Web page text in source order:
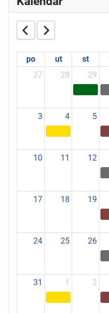
po ut st
27
28 29
3 4 5
10 11 12
17 18 19
24 25 26
31 1 2